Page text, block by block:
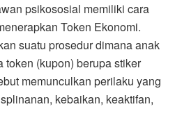
psikososial memiliki cara
Token Ekonomi.
suatu prosedur dimana anak
(kupon) berupa stiker
memunculkan perilaku yang
kebaikan, keaktifan,